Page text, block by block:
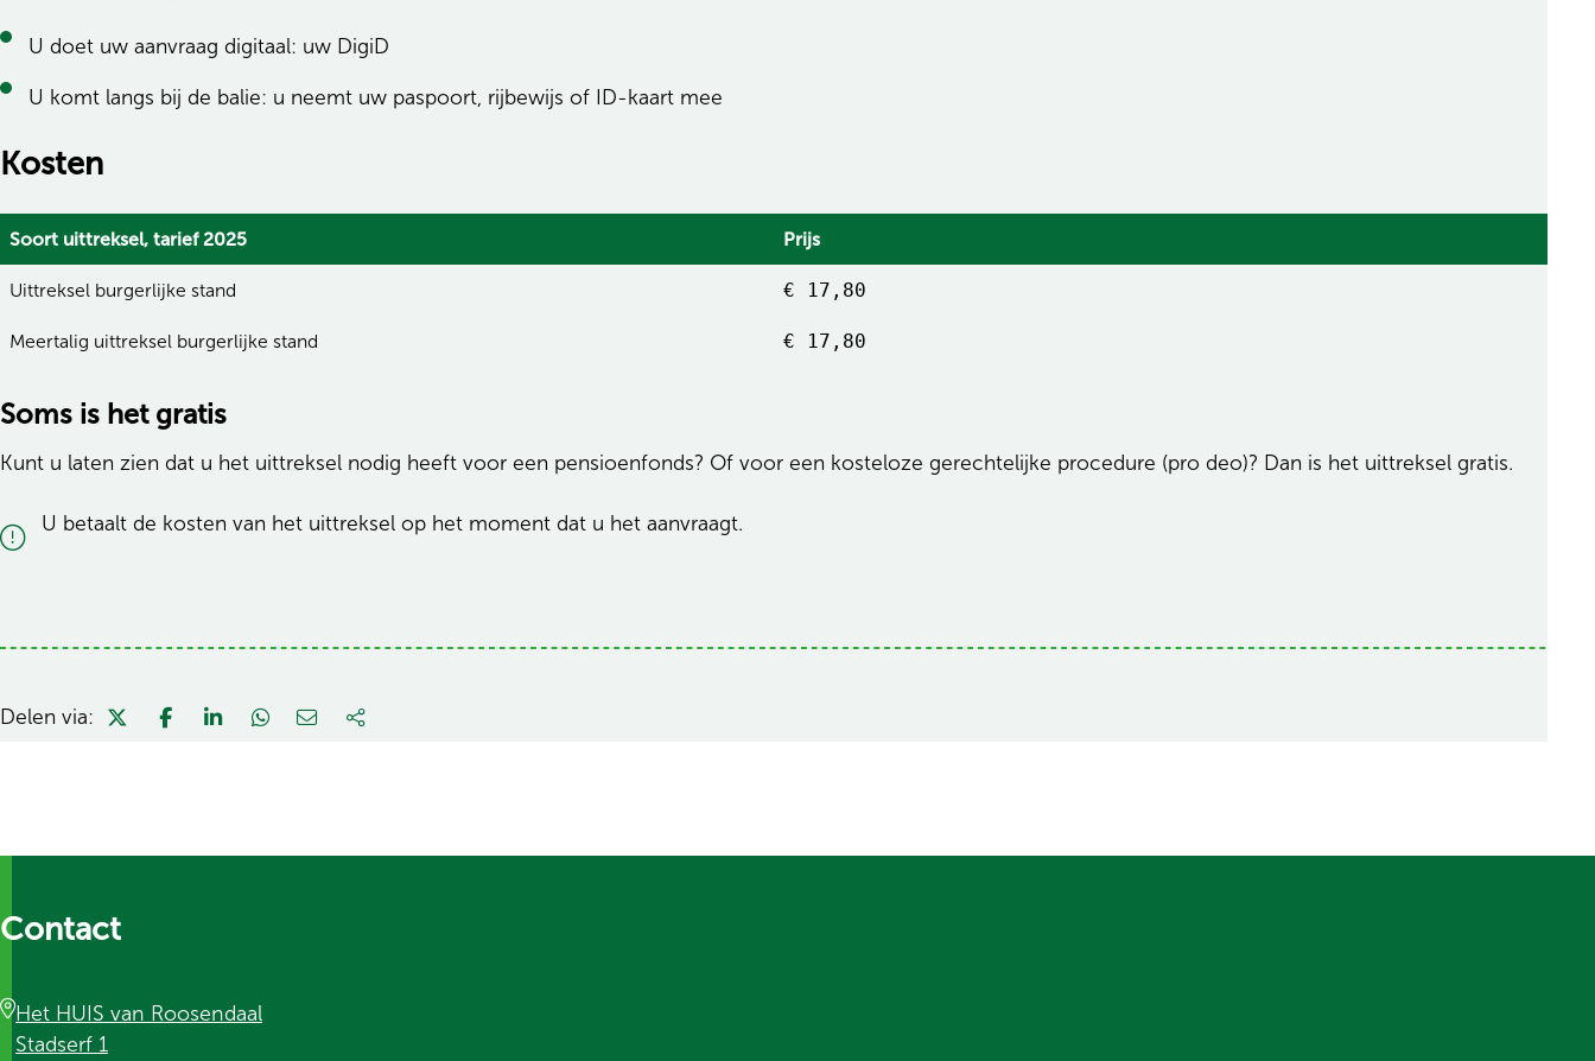
U doet uw aanvraag digitaal: uw DigiD
U komt langs bij de balie: u neemt uw paspoort, rijbewijs of ID-kaart mee
Kosten
Soort uittreksel, tarief 2025 Prijs
Uittreksel burgerlijke stand € 17,80
Meertalig uittreksel burgerlijke stand € 17,80
Soms is het gratis
Kunt u laten zien dat u het uittreksel nodig heeft voor een pensioenfonds? Of voor een kosteloze gerechtelijke procedure (pro deo)? Dan is het uittreksel gratis.
U betaalt de kosten van het uittreksel op het moment dat u het aanvraagt.
Delen via:
Contact
Het HUIS van Roosendaal
Stadserf 1